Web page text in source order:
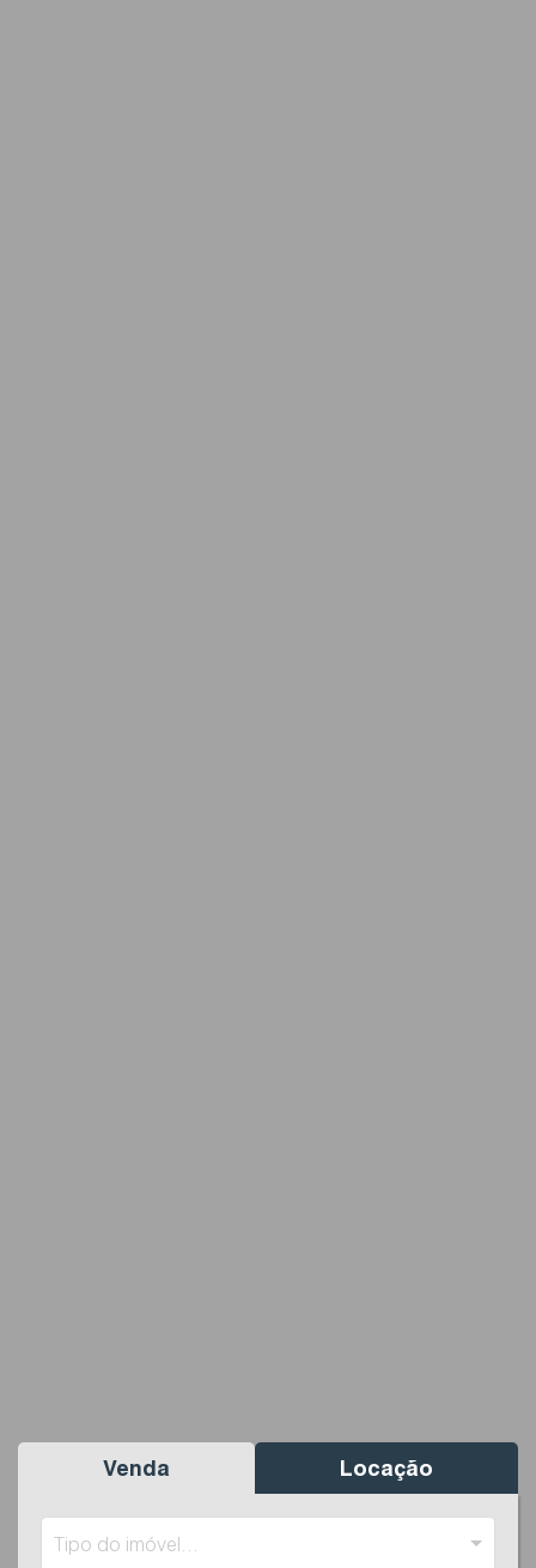
Venda Locação
Tipo do imóvel...